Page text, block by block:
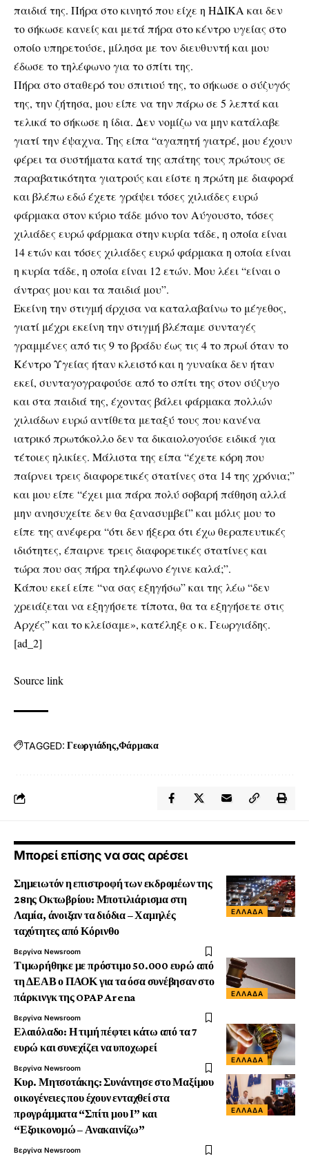
παιδιά της. Πήρα στο κινητό που είχε η ΗΔΙΚΑ και δεν
το σήκωσε κανείς και μετά πήρα στο κέντρο υγείας στο
οποίο υπηρετούσε, μίλησα με τον διευθυντή και μου
έδωσε το τηλέφωνο για το σπίτι της.
Πήρα στο σταθερό του σπιτιού της, το σήκωσε ο σύζυγός
της, την ζήτησα, μου είπε να την πάρω σε 5 λεπτά και
τελικά το σήκωσε η ίδια. Δεν νομίζω να μην κατάλαβε
γιατί την έψαχνα. Της είπα “αγαπητή γιατρέ, μου έχουν
φέρει τα συστήματα κατά της απάτης τους πρώτους σε
παραβατικότητα γιατρούς και είστε η πρώτη με διαφορά
και βλέπω εδώ έχετε γράψει τόσες χιλιάδες ευρώ
φάρμακα στον κύριο τάδε μόνο τον Αύγουστο, τόσες
χιλιάδες ευρώ φάρμακα στην κυρία τάδε, η οποία είναι
14 ετών και τόσες χιλιάδες ευρώ φάρμακα η οποία είναι
η κυρία τάδε, η οποία είναι 12 ετών. Μου λέει “είναι ο
άντρας μου και τα παιδιά μου”.
Εκείνη την στιγμή άρχισα να καταλαβαίνω το μέγεθος,
γιατί μέχρι εκείνη την στιγμή βλέπαμε συνταγές
γραμμένες από τις 9 το βράδυ έως τις 4 το πρωί όταν το
Κέντρο Υγείας ήταν κλειστό και η γυναίκα δεν ήταν
εκεί, συνταγογραφούσε από το σπίτι της στον σύζυγο
και στα παιδιά της, έχοντας βάλει φάρμακα πολλών
χιλιάδων ευρώ αντίθετα μεταξύ τους που κανένα
ιατρικό πρωτόκολλο δεν τα δικαιολογούσε ειδικά για
τέτοιες ηλικίες. Μάλιστα της είπα “έχετε κόρη που
παίρνει τρεις διαφορετικές στατίνες στα 14 της χρόνια;”
και μου είπε “έχει μια πάρα πολύ σοβαρή πάθηση αλλά
μην ανησυχείτε δεν θα ξανασυμβεί” και μόλις μου το
είπε της ανέφερα “ότι δεν ήξερα ότι έχω θεραπευτικές
ιδιότητες, έπαιρνε τρεις διαφορετικές στατίνες και
τώρα που σας πήρα τηλέφωνο έγινε καλά;”.
Κάπου εκεί είπε “να σας εξηγήσω” και της λέω “δεν
χρειάζεται να εξηγήσετε τίποτα, θα τα εξηγήσετε στις
Αρχές” και το κλείσαμε», κατέληξε ο κ. Γεωργιάδης.
[ad_2]
Source link
TAGGED: Γεωργιάδης Φάρμακα
Μπορεί επίσης να σας αρέσει
ΕΛΛΆΔΑ
Σημειωτόν η επιστροφή των εκδρομέων της
28ης Οκτωβρίου: Μποτιλιάρισμα στη
Λαμία, άνοιξαν τα διόδια – Χαμηλές
ταχύτητες από Κόρινθο
Βεργίνα Newsroom
ΕΛΛΆΔΑ
Τιμωρήθηκε με πρόστιμο 50.000 ευρώ από
τη ΔΕΑΒ ο ΠΑΟΚ για τα όσα συνέβησαν στο
πάρκινγκ της OPAP Arena
Βεργίνα Newsroom
ΕΛΛΆΔΑ
Ελαιόλαδο: Η τιμή πέφτει κάτω από τα 7
ευρώ και συνεχίζει να υποχωρεί
Βεργίνα Newsroom
ΕΛΛΆΔΑ
Κυρ. Μητσοτάκης: Συνάντησε στο Μαξίμου
οικογένειες που έχουν ενταχθεί στα
προγράμματα “Σπίτι μου Ι” και
“Εξοικονομώ – Ανακαινίζω”
Βεργίνα Newsroom